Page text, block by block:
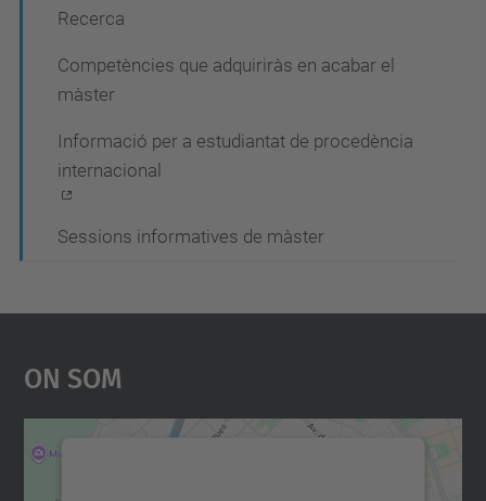
Recerca
Competències que adquiriràs en acabar el
màster
Informació per a estudiantat de procedència
internacional
Sessions informatives de màster
On Som